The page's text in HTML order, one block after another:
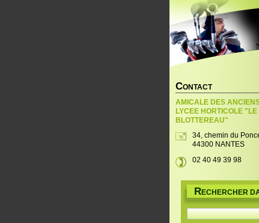
CONTACT
AMICALE DES
LYCEE HORTICOLE
BLOTTEREAU"
34, chemin du
44300 NANTES
02 40 49 39 98
RECHERCHER